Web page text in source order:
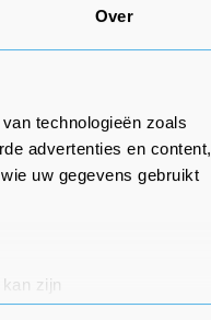
Over
technologieën zoals
advertenties en content,
uw gegevens gebruikt
zijn